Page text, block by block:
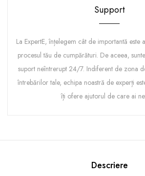
Support
La ExpertE, înțelegem cât de importantă este
procesul tău de cumpărături. De aceea,
suport neîntrerupt 24/7. Indiferent de zona
întrebărilor tale, echipa noastră de experți
îți ofere ajutorul de care ai
Descriere